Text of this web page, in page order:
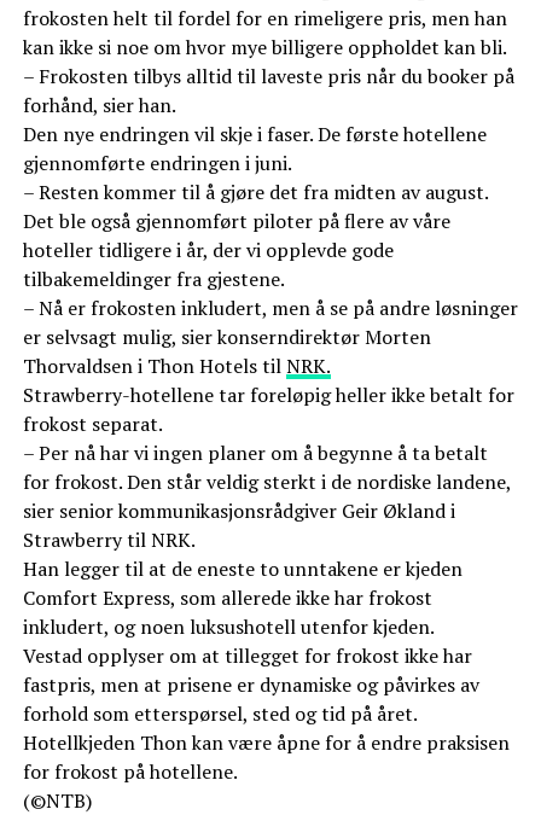
frokosten helt til fordel for en rimeligere pris, men han
kan ikke si noe om hvor mye billigere oppholdet kan bli.
– Frokosten tilbys alltid til laveste pris når du booker på
forhånd, sier han.
Den nye endringen vil skje i faser. De første hotellene
gjennomførte endringen i juni.
– Resten kommer til å gjøre det fra midten av august.
Det ble også gjennomført piloter på flere av våre
hoteller tidligere i år, der vi opplevde gode
tilbakemeldinger fra gjestene.
– Nå er frokosten inkludert, men å se på andre løsninger
er selvsagt mulig, sier konserndirektør Morten
Thorvaldsen i Thon Hotels tilNRK.
Strawberry-hotellene tar foreløpig heller ikke betalt for
frokost separat.
– Per nå har vi ingen planer om å begynne å ta betalt
for frokost. Den står veldig sterkt i de nordiske landene,
sier senior kommunikasjonsrådgiver Geir Økland i
Strawberry til NRK.
Han legger til at de eneste to unntakene er kjeden
Comfort Express, som allerede ikke har frokost
inkludert, og noen luksushotell utenfor kjeden.
Vestad opplyser om at tillegget for frokost ikke har
fastpris, men at prisene er dynamiske og påvirkes av
forhold som etterspørsel, sted og tid på året.
Hotellkjeden Thon kan være åpne for å endre praksisen
for frokost på hotellene.
(©NTB)